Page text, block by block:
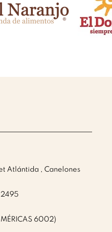
Atlántida , Canelones
6002)